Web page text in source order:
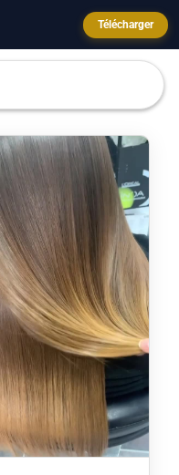
Télécharger